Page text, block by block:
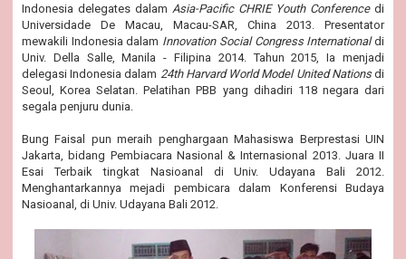
Indonesia delegates dalam Asia-Pacific CHRIE Youth Conferencedi
Universidade De Macau, Macau-SAR, China 2013. Presentator
mewakili Indonesia dalam Innovation Social Congress Internationaldi
Univ. Della Salle, Manila - Filipina 2014. Tahun 2015, Ia menjadi
delegasi Indonesia dalam 24th Harvard World Model United Nationsdi
Seoul, Korea Selatan. Pelatihan PBB yang dihadiri 118 negara dari
segala penjuru dunia.
Bung Faisal pun meraih penghargaan Mahasiswa Berprestasi UIN
Jakarta, bidang Pembiacara Nasional & Internasional 2013. Juara II
Esai Terbaik tingkat Nasioanal di Univ. Udayana Bali 2012.
Menghantarkannya mejadi pembicara dalam Konferensi Budaya
Nasioanal, di Univ. Udayana Bali 2012.